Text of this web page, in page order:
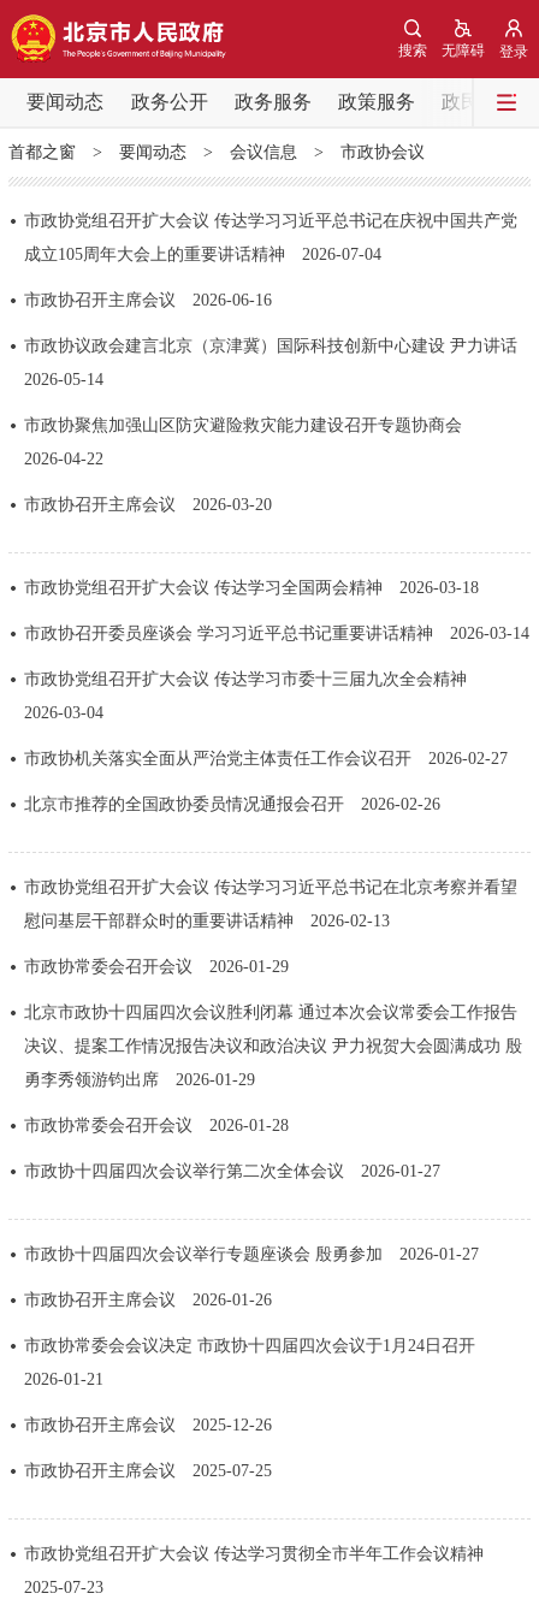
登录
无障碍
搜索
要闻动态 政务公开 政务服务 政策服务 政民互动
要闻动态
党中央精神 国务院信息 中央部委动态
北京要闻 会议信息 部门动态
各区热点
市领导 机构职能 政策服务
政策兑现 政策解读
政务服务
个人服务 法人服务 部门服务
便民服务 利企服务 投资项目
政民互动
12345网上接诉即办 我要咨询
走进北京
绿色北京 图说北京 视频北京
ENGLISH 한국어 日本語
DEUTSCH FRANÇAIS
ITALIANO
首都之窗> 要闻动态> 会议信息 > 市政协会议
市政协党组召开扩大会议 传达学习习近平总书记在庆祝中国共产党
成立105周年大会上的重要讲话精神
2026-07-04
市政协召开主席会议 2026-06-16
市政协议政会建言北京（京津冀）国际科技创新中心建设 尹力讲话
2026-05-14
市政协聚焦加强山区防灾避险救灾能力建设召开专题协商会
2026-04-22
市政协召开主席会议 2026-03-20
市政协党组召开扩大会议 传达学习全国两会精神 2026-03-18
市政协召开委员座谈会 学习习近平总书记重要讲话精神 2026-03-14
市政协党组召开扩大会议 传达学习市委十三届九次全会精神
2026-03-04
市政协机关落实全面从严治党主体责任工作会议召开 2026-02-27
北京市推荐的全国政协委员情况通报会召开 2026-02-26
市政协党组召开扩大会议 传达学习习近平总书记在北京考察并看望
慰问基层干部群众时的重要讲话精神
2026-02-13
市政协常委会召开会议 2026-01-29
北京市政协十四届四次会议胜利闭幕 通过本次会议常委会工作报告
决议、提案工作情况报告决议和政治决议 尹力祝贺大会圆满成功 殷
勇李秀领游钧出席
2026-01-29
市政协常委会召开会议 2026-01-28
市政协十四届四次会议举行第二次全体会议 2026-01-27
市政协十四届四次会议举行专题座谈会 殷勇参加 2026-01-27
市政协召开主席会议 2026-01-26
市政协常委会会议决定 市政协十四届四次会议于1月24日召开
2026-01-21
市政协召开主席会议 2025-12-26
市政协召开主席会议 2025-07-25
市政协党组召开扩大会议 传达学习贯彻全市半年工作会议精神
2025-07-23